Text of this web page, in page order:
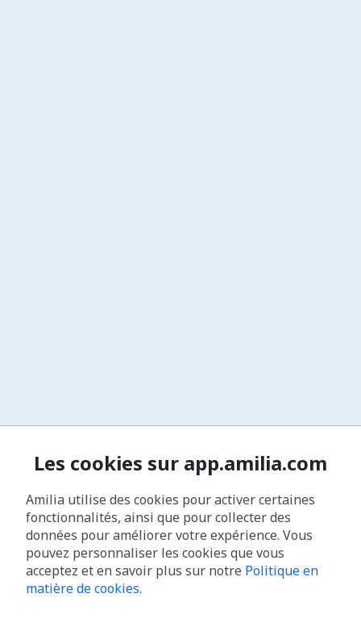
Les cookies sur app.amilia.com
Amilia utilise des cookies pour activer certaines
fonctionnalités, ainsi que pour collecter des
données pour améliorer votre expérience. Vous
pouvez personnaliser les cookies que vous
acceptez et en savoir plus sur notre Politique en
matière de cookies.